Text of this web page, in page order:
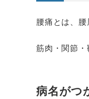
腰痛とは、腰
筋肉・関節・
病名がつ